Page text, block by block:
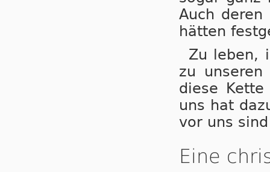
Auch
hätten
Zu leben,
zu
diese
uns hat
vor uns
Eine